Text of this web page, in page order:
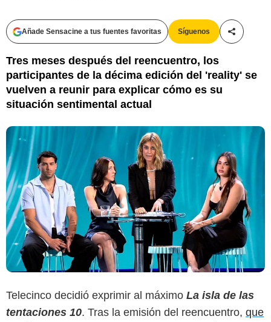
Añade Sensacine a tus fuentes favoritas Síguenos
Tres meses después del reencuentro, los
participantes de la décima edición del 'reality' se
vuelven a reunir para explicar cómo es su
situación sentimental actual
Telecinco decidió exprimir al máximo La isla de las
tentaciones 10. Tras la emisión del reencuentro, que